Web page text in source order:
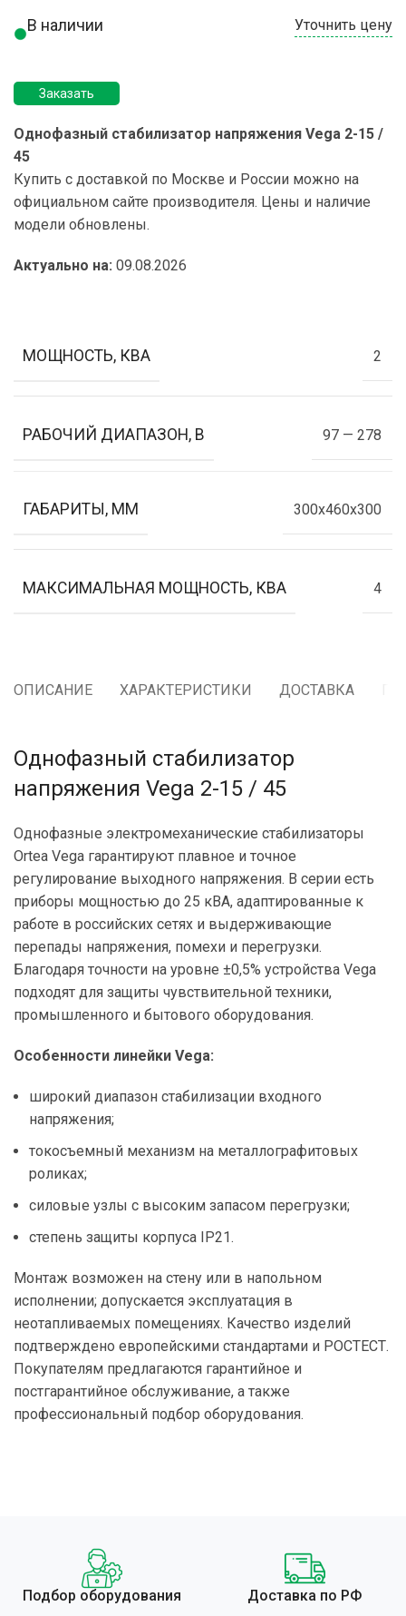
В наличии Уточнить цену
Заказать
Однофазный стабилизатор напряжения Vega 2-15 /
45
Купить с доставкой по Москве и России можно на
официальном сайте производителя. Цены и наличие
модели обновлены.
Актуально на: 09.08.2026
МОЩНОСТЬ, КВА 2
РАБОЧИЙ ДИАПАЗОН, В 97 — 278
ГАБАРИТЫ, ММ 300х460х300
МАКСИМАЛЬНАЯ МОЩНОСТЬ, КВА 4
ОПИСАНИЕ ХАРАКТЕРИСТИКИ ДОСТАВКА
Однофазный стабилизатор
напряжения Vega 2-15 / 45
Однофазные электромеханические стабилизаторы
Ortea Vega гарантируют плавное и точное
регулирование выходного напряжения. В серии есть
приборы мощностью до 25 кВА, адаптированные к
работе в российских сетях и выдерживающие
перепады напряжения, помехи и перегрузки.
Благодаря точности на уровне ±0,5% устройства Vega
подходят для защиты чувствительной техники,
промышленного и бытового оборудования.
Особенности линейки Vega:
широкий диапазон стабилизации входного
напряжения;
токосъемный механизм на металлографитовых
роликах;
силовые узлы с высоким запасом перегрузки;
степень защиты корпуса IP21.
Монтаж возможен на стену или в напольном
исполнении; допускается эксплуатация в
неотапливаемых помещениях. Качество изделий
подтверждено европейскими стандартами и РОСТЕСТ.
Покупателям предлагаются гарантийное и
постгарантийное обслуживание, а также
профессиональный подбор оборудования.
Подбор оборудования Доставка по РФ